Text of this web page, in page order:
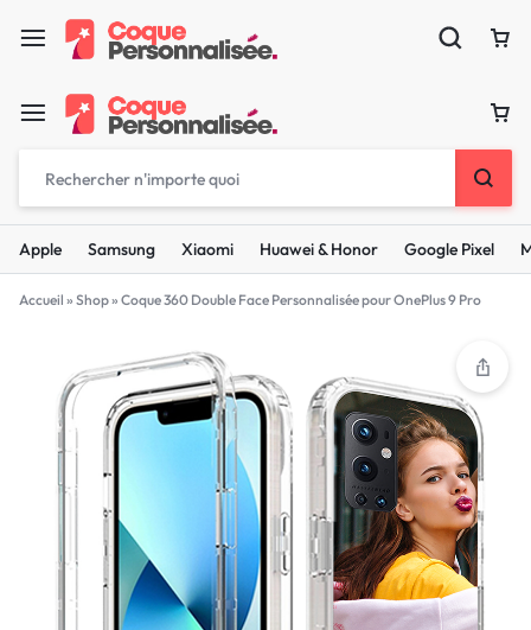
Apple Samsung Xiaomi Huawei & Honor Google Pixel
Accueil » Shop» Coque 360 Double Face Personnalisée pour OnePlus 9 Pro